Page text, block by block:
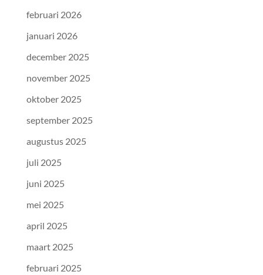
februari 2026
januari 2026
december 2025
november 2025
oktober 2025
september 2025
augustus 2025
juli 2025
juni 2025
mei 2025
april 2025
maart 2025
februari 2025